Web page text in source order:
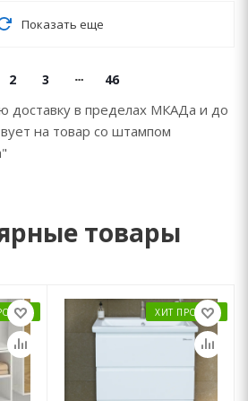
Показать еще
2 3 46
доставку в пределах МКАДа и до
на товар со штампом
товары
ХИТ ПРОДАЖ